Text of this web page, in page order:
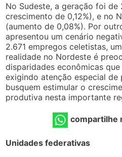
No Sudeste, a geração foi de
crescimento de 0,12%), e no
(aumento de 0,08%). Por
apresentou um cenário
2.671 empregos celetistas,
realidade no Nordeste é
disparidades econômicas
exigindo atenção especial
busquem estimular o
produtiva nesta importante
compartilhe
Unidades federativas